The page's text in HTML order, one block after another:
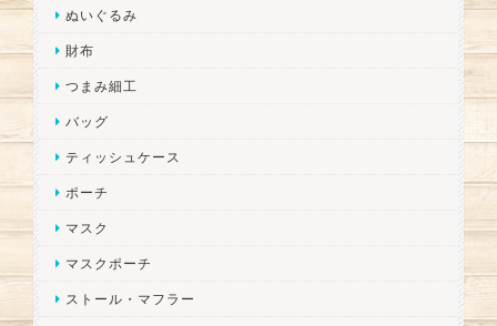
ぬいぐるみ
財布
つまみ細工
バッグ
ティッシュケース
ポーチ
マスク
マスクポーチ
ストール・マフラー